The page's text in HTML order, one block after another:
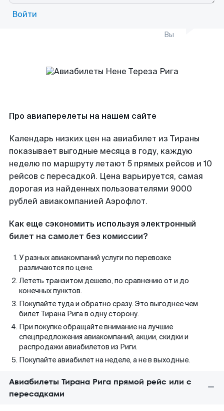
Войти
Вы
Про авиаперелеты на нашем сайте
Календарь низких цен на авиабилет из Тираны
показывает выгодные месяца в году, каждую
неделю по маршруту летают 5 прямых рейсов и 10
рейсов с пересадкой. Цена варьируется, самая
дорогая из найденных пользователями 9000
рублей авиакомпанией Аэрофлот.
Как еще сэкономить используя электронный
билет на самолет без комиссии?
У разных авиакомпаний услуги по перевозке
различаются по цене.
Лететь транзитом дешево, по сравнению от и до
конечных пунктов.
Покупайте туда и обратно сразу. Это выгоднее чем
билет Тирана Рига в одну сторону.
При покупке обращайте внимание на лучшие
спецпредложения авиакомпаний, акции, скидки и
распродажи авиабилетов из Риги.
Покупайте авиабилет на неделе, а не в выходные.
Авиабилеты Тирана Рига прямой рейс или с
пересадками